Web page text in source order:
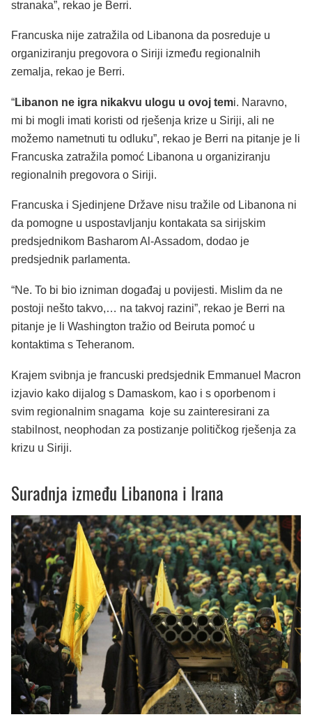
stranaka”, rekao je Berri.
Francuska nije zatražila od Libanona da posreduje u
organiziranju pregovora o Siriji između regionalnih
zemalja, rekao je Berri.
“Libanon ne igra nikakvu ulogu u ovoj temi. Naravno,
mi bi mogli imati koristi od rješenja krize u Siriji, ali ne
možemo nametnuti tu odluku”, rekao je Berri na pitanje je li
Francuska zatražila pomoć Libanona u organiziranju
regionalnih pregovora o Siriji.
Francuska i Sjedinjene Države nisu tražile od Libanona ni
da pomogne u uspostavljanju kontakata sa sirijskim
predsjednikom Basharom Al-Assadom, dodao je
predsjednik parlamenta.
“Ne. To bi bio izniman događaj u povijesti. Mislim da ne
postoji nešto takvo,… na takvoj razini”, rekao je Berri na
pitanje je li Washington tražio od Beiruta pomoć u
kontaktima s Teheranom.
Krajem svibnja je francuski predsjednik Emmanuel Macron
izjavio kako dijalog s Damaskom, kao i s oporbenom i
svim regionalnim snagama koje su zainteresirani za
stabilnost, neophodan za postizanje političkog rješenja za
krizu u Siriji.
Suradnja između Libanona i Irana